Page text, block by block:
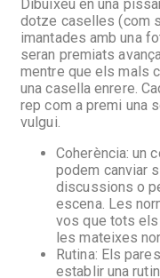
Dibuixeu en una
dotze caselles (com
imantades amb una
seran premiats
mentre que els mals
una casella enrere.
rep com a premi una
vulgui.
Coherència: un
podem canviar
discussions o
escena. Les
vos que tots els
les mateixes
Rutina: Els
establir una